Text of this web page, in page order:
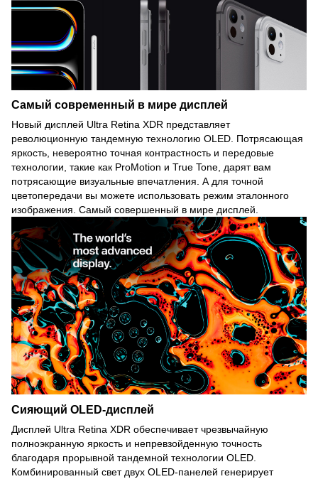
Самый современный в мире дисплей
Новый дисплей Ultra Retina XDR представляет
революционную тандемную технологию OLED. Потрясающая
яркость, невероятно точная контрастность и передовые
технологии, такие как ProMotion и True Tone, дарят вам
потрясающие визуальные впечатления. А для точной
цветопередачи вы можете использовать режим эталонного
изображения. Самый совершенный в мире дисплей.
Сияющий OLED-дисплей
Дисплей Ultra Retina XDR обеспечивает чрезвычайную
полноэкранную яркость и непревзойденную точность
благодаря прорывной тандемной технологии OLED.
Комбинированный свет двух OLED-панелей генерирует